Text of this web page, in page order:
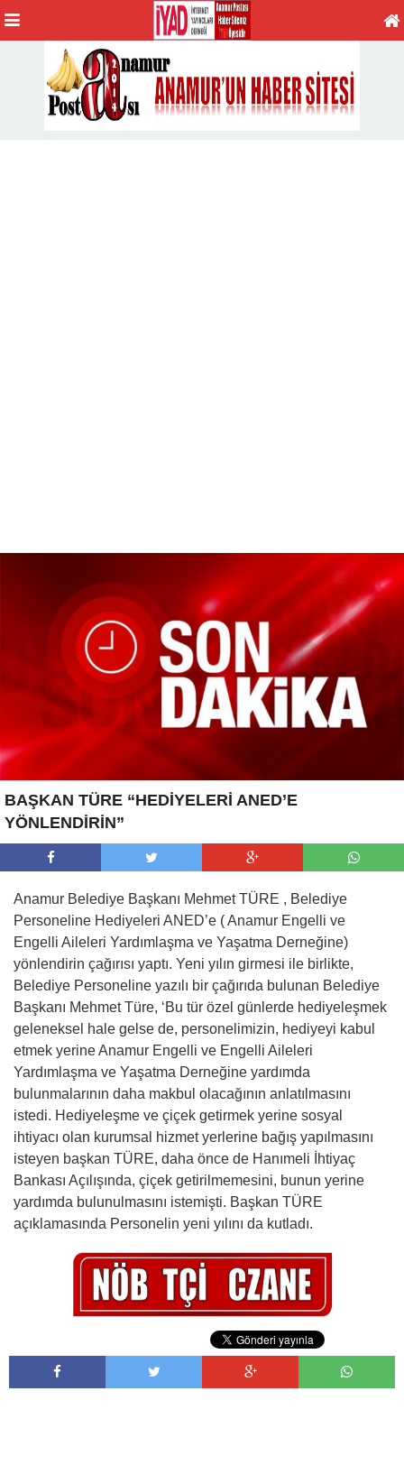
BAŞKAN TÜRE “HEDİYELERİ ANED’E
YÖNLENDİRİN”
Anamur Belediye Başkanı Mehmet TÜRE , Belediye
Personeline Hediyeleri ANED’e ( Anamur Engelli ve
Engelli Aileleri Yardımlaşma ve Yaşatma Derneğine)
yönlendirin çağırısı yaptı. Yeni yılın girmesi ile birlikte,
Belediye Personeline yazılı bir çağırıda bulunan Belediye
Başkanı Mehmet Türe, ‘Bu tür özel günlerde hediyeleşmek
geleneksel hale gelse de, personelimizin, hediyeyi kabul
etmek yerine Anamur Engelli ve Engelli Aileleri
Yardımlaşma ve Yaşatma Derneğine yardımda
bulunmalarının daha makbul olacağının anlatılmasını
istedi. Hediyeleşme ve çiçek getirmek yerine sosyal
ihtiyacı olan kurumsal hizmet yerlerine bağış yapılmasını
isteyen başkan TÜRE, daha önce de Hanımeli İhtiyaç
Bankası Açılışında, çiçek getirilmemesini, bunun yerine
yardımda bulunulmasını istemişti. Başkan TÜRE
açıklamasında Personelin yeni yılını da kutladı.